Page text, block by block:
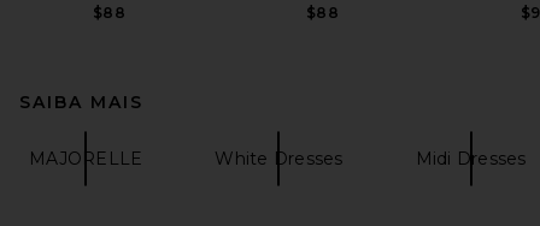
$88
$88
SAIBA MAIS
MAJORELLE White Dresses Midi Dresses